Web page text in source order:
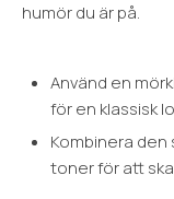
humör du är på.
Använd en
för en klassisk
Kombinera
toner för att